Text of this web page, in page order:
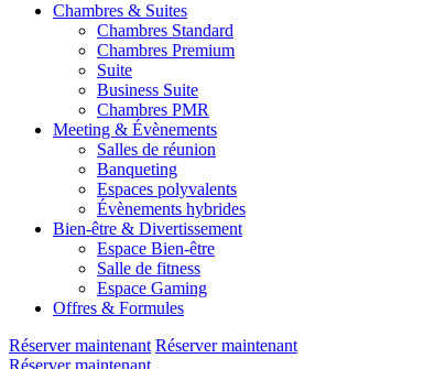
Chambres & Suites
Chambres Standard
Chambres Premium
Suite
Business Suite
Chambres PMR
Meeting & Évènements
Salles de réunion
Banqueting
Espaces polyvalents
Évènements hybrides
Bien-être & Divertissement
Espace Bien-être
Salle de fitness
Espace Gaming
Offres & Formules
Réserver maintenant Réserver maintenant
Réserver maintenant